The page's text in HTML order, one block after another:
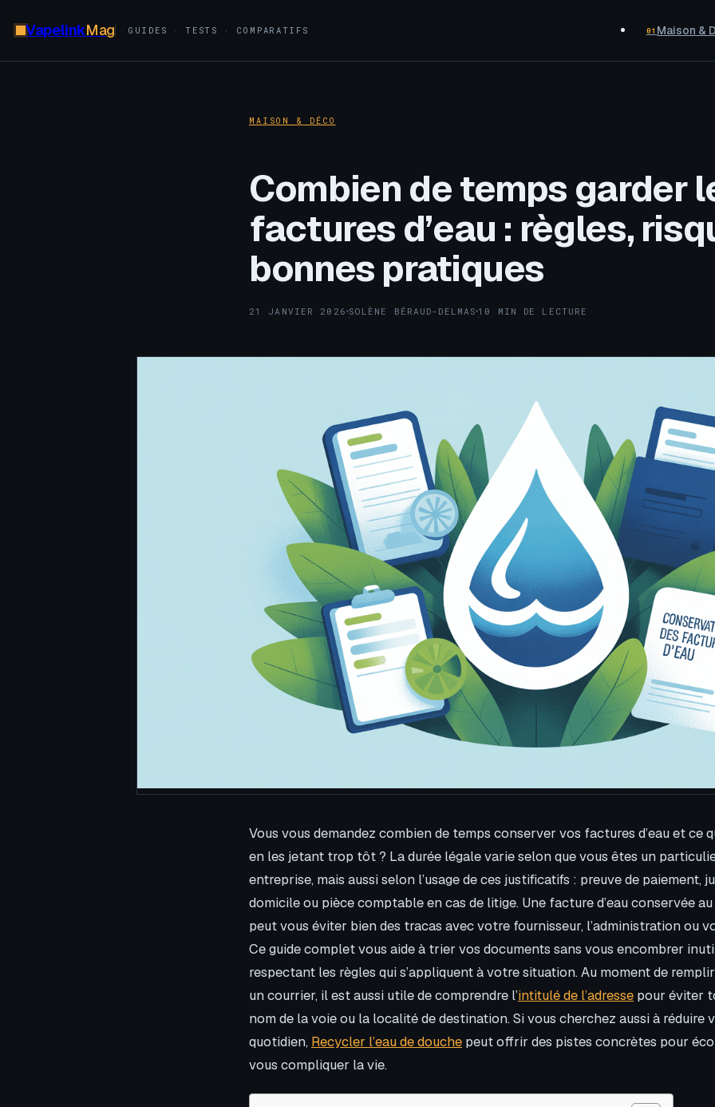
VapelinkMag GUIDES · TESTS · COMPARATIFS 01 Maison &
MAISON & DÉCO
Combien de temps garder
factures d’eau : règles,
bonnes pratiques
21 JANVIER 2026 ·
SOLÈNE BÉRAUD-DELMAS·10 MIN DE LECTURE
Vous vous demandez combien de temps conserver vos factures d’eau et ce
en les jetant trop tôt ? La durée légale varie selon que vous êtes un
entreprise, mais aussi selon l’usage de ces justificatifs : preuve de paiement,
domicile ou pièce comptable en cas de litige. Une facture d’eau conservée
peut vous éviter bien des tracas avec votre fournisseur, l’administration ou
Ce guide complet vous aide à trier vos documents sans vous encombrer
respectant les règles qui s’appliquent à votre situation. Au moment de
un courrier, il est aussi utile de comprendre l’intitulé de l’adresse pour éviter
nom de la voie ou la localité de destination. Si vous cherchez aussi à réduire
quotidien, Recycler l’eau de douche peut offrir des pistes concrètes pour
vous compliquer la vie.